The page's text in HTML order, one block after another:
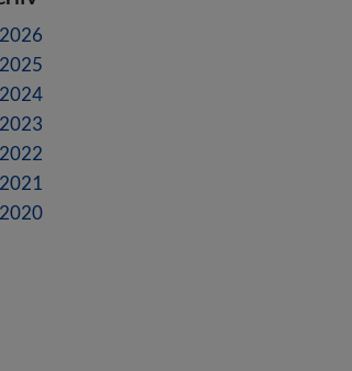
2026
2025
2024
2023
2022
2021
2020